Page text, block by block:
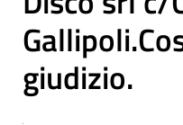
giudizio.